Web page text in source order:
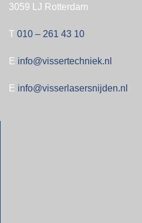
3059 LJ Rotterdam
T 010 – 261 43 10
E info@vissertechniek.nl
E info@visserlasersnijden.nl